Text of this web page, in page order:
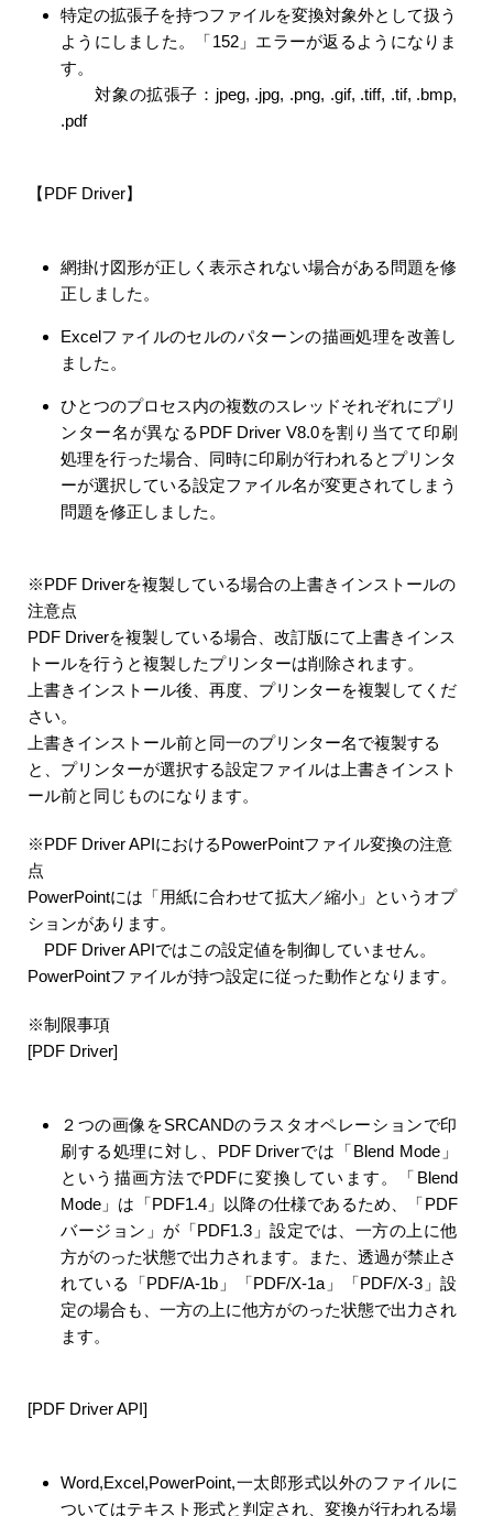
特定の拡張子を持つファイルを変換対象外として扱う
ようにしました。「152」エラーが返るようになりま
す。
対象の拡張子：jpeg, .jpg, .png, .gif, .tiff, .tif, .bmp,
.pdf
【PDF Driver】
網掛け図形が正しく表示されない場合がある問題を修
正しました。
Excelファイルのセルのパターンの描画処理を改善し
ました。
ひとつのプロセス内の複数のスレッドそれぞれにプリ
ンター名が異なるPDF Driver V8.0を割り当てて印刷
処理を行った場合、同時に印刷が行われるとプリンタ
ーが選択している設定ファイル名が変更されてしまう
問題を修正しました。
※PDF Driverを複製している場合の上書きインストールの
注意点
PDF Driverを複製している場合、改訂版にて上書きインス
トールを行うと複製したプリンターは削除されます。
上書きインストール後、再度、プリンターを複製してくだ
さい。
上書きインストール前と同一のプリンター名で複製する
と、プリンターが選択する設定ファイルは上書きインスト
ール前と同じものになります。
※PDF Driver APIにおけるPowerPointファイル変換の注意
点
PowerPointには「用紙に合わせて拡大／縮小」というオプ
ションがあります。
PDF Driver APIではこの設定値を制御していません。
PowerPointファイルが持つ設定に従った動作となります。
※制限事項
[PDF Driver]
２つの画像をSRCANDのラスタオペレーションで印
刷する処理に対し、PDF Driverでは「Blend Mode」
という描画方法でPDFに変換しています。「Blend
Mode」は「PDF1.4」以降の仕様であるため、「PDF
バージョン」が「PDF1.3」設定では、一方の上に他
方がのった状態で出力されます。また、透過が禁止さ
れている「PDF/A-1b」「PDF/X-1a」「PDF/X-3」設
定の場合も、一方の上に他方がのった状態で出力され
ます。
[PDF Driver API]
Word,Excel,PowerPoint,一太郎形式以外のファイルに
ついてはテキスト形式と判定され、変換が行われる場